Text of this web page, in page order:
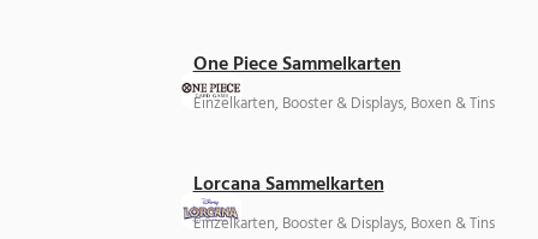
One Piece Sammelkarten
Einzelkarten, Booster & Displays, Boxen & Tins
Lorcana Sammelkarten
Einzelkarten, Booster & Displays, Boxen & Tins